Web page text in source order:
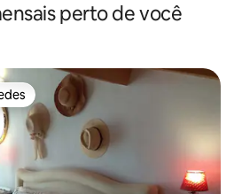
perto de você
dos hóspedes